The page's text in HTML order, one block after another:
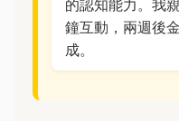
的認知能力。我
鐘互動，兩週後
成。